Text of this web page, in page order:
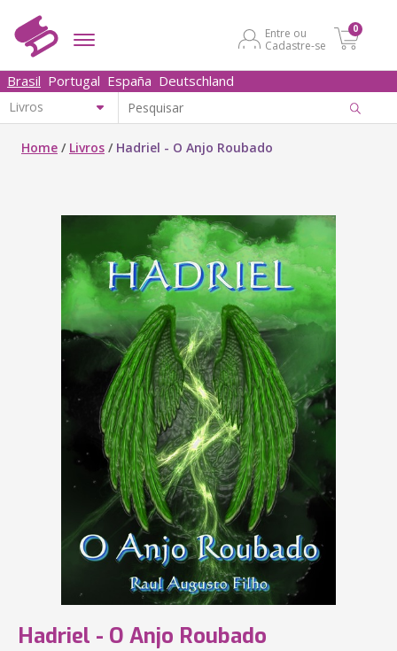
Entre ou
Cadastre-se
0
Brasil Portugal España Deutschland
Home / Livros / Hadriel - O Anjo Roubado
Hadriel - O Anjo Roubado